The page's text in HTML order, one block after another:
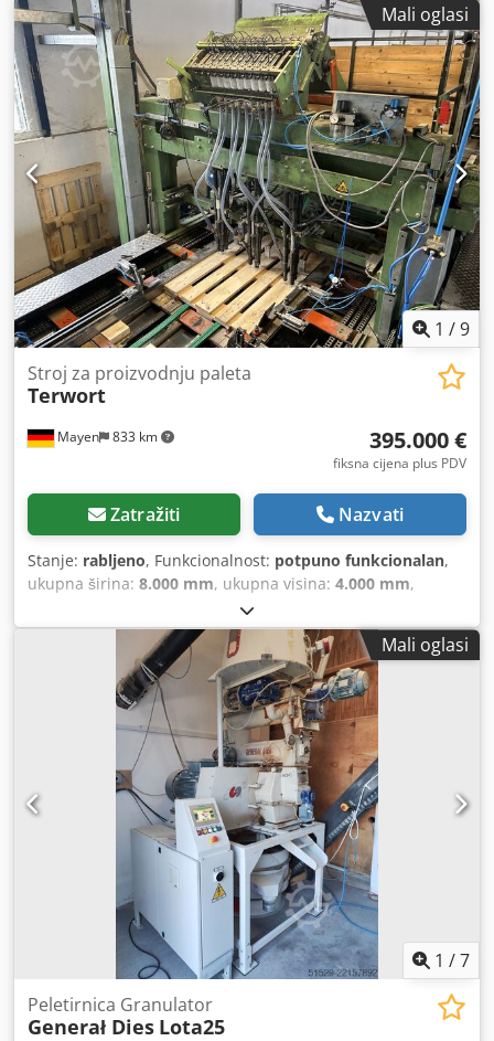
pomoću lančanog transportera, nakon čega operater
postavlja gornje elemente u kalupe. Linija prelazi na prvu
mašinu za zakivanje, gde se sklapa gornji deo palete. Zatim
se paleta automatski rotira za 180 stupnjeva i priprema za
montažu donjeg dela na drugoj mašini za zakivanje. Koso
rezanje uglova, uzdužno glodanje i žigosanje palete se
zatim izvode automatski. Novoformirana paleta ulazi u
automatsku instalaciju za slaganje, s funkcijom okretanja i
rotacije od 90 stupnjeva. NAPOMENA: Linija instalirana
2025. godine i radila samo 100 sati! Nova linija, upravo
puštena u rad! Dedpfx Ajxwl Dajmnskr
Mali oglasi
1 /9
Mayen 833 km
Stroj za proizvodnju paleta
Terwort
395.000 €
fiksna cijena plus PDV
Zatražiti Nazvati
Stanje: rabljeno, Funkcionalnost: potpuno funkcionalan,
ukupna širina: 8.000 mm, ukupna visina: 4.000 mm,
, Linija za proizvodnju paleta
Terwort, 17 sekundi/paleta, 2023., potpuno modernizirana.
Kallfass kružna pila za rezanje drvenih blokova Uređaj za
prebacivanje drvenih blokova Mehanički uređaj za
podizanje drvenih blokova Terwort NM1 stroj za zakivanje
Spremnik za poklopce Mehanički uređaj za hvatanje
poklopaca Spremnik 2 x rotirajući uređaj za preokretanje
Terwort NM2 stroj za zakivanje Strug za obradu rubova
Uređaj za pričvršćivanje sponama Dsdpfx Amszp El Uonjkr
Kutna pila Postaja za toplinsku obradu Viličar Izlazni
Mali oglasi
1 /7
Peletirnica Granulator
Generał Dies Lota25